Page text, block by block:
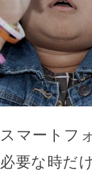
スマートフ
必要な時だ